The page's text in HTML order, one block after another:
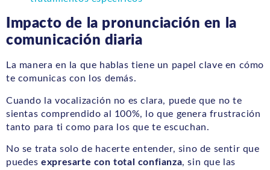
Impacto de la pronunciación en la
comunicación diaria
La manera en la que hablas tiene un papel clave en cómo
te comunicas con los demás.
Cuando la vocalización no es clara, puede que no te
sientas comprendido al 100%, lo que genera frustración
tanto para ti como para los que te escuchan.
No se trata solo de hacerte entender, sino de sentir que
puedesexpresarte con total confianza, sin que las